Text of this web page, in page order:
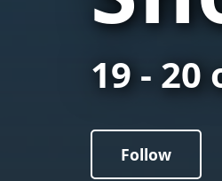
19 - 20
Follow